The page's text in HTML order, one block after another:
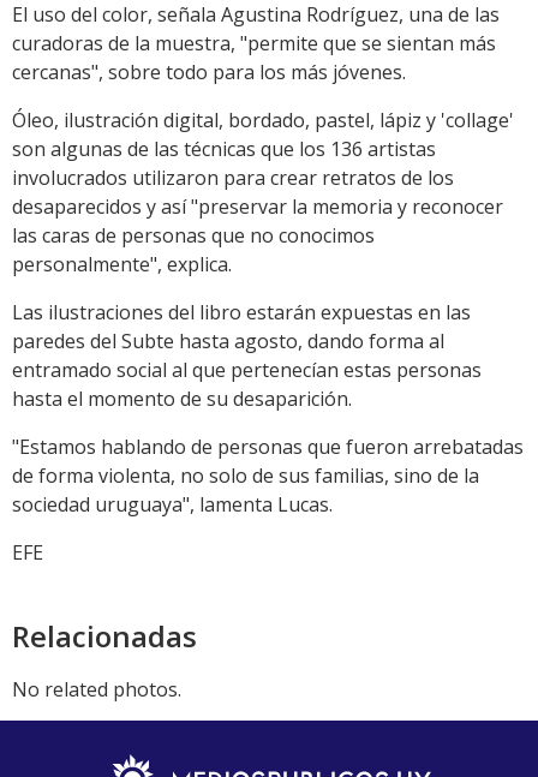
El uso del color, señala Agustina Rodríguez, una de las
curadoras de la muestra, "permite que se sientan más
cercanas", sobre todo para los más jóvenes.
Óleo, ilustración digital, bordado, pastel, lápiz y 'collage'
son algunas de las técnicas que los 136 artistas
involucrados utilizaron para crear retratos de los
desaparecidos y así "preservar la memoria y reconocer
las caras de personas que no conocimos
personalmente", explica.
Las ilustraciones del libro estarán expuestas en las
paredes del Subte hasta agosto, dando forma al
entramado social al que pertenecían estas personas
hasta el momento de su desaparición.
"Estamos hablando de personas que fueron arrebatadas
de forma violenta, no solo de sus familias, sino de la
sociedad uruguaya", lamenta Lucas.
EFE
Relacionadas
No related photos.